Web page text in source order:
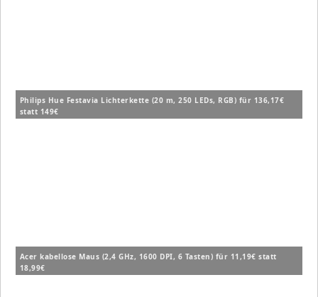
Philips Hue Festavia Lichterkette (20 m, 250 LEDs, RGB) für 136,17€
statt 149€
Acer kabellose Maus (2,4 GHz, 1600 DPI, 6 Tasten) für 11,19€ statt
18,99€